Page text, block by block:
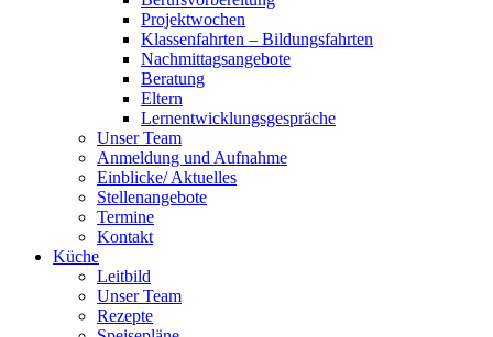
Projektwochen
Klassenfahrten – Bildungsfahrten
Nachmittagsangebote
Beratung
Eltern
Lernentwicklungsgespräche
Unser Team
Anmeldung und Aufnahme
Einblicke/ Aktuelles
Stellenangebote
Termine
Kontakt
Küche
Leitbild
Unser Team
Rezepte